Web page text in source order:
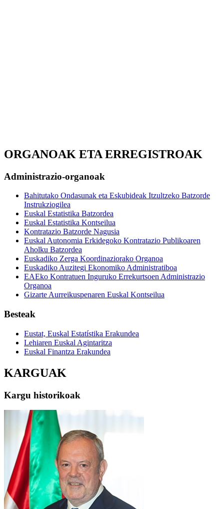
ORGANOAK ETA ERREGISTROAK
Administrazio-organoak
Bahitutako Ondasunak eta Eskubideak Itzultzeko Batzorde
Instrukziogilea
Euskal Estatistika Batzordea
Euskal Estatistika Kontseilua
Kontratazio Batzorde Nagusia
Euskal Autonomia Erkidegoko Kontratazio Publikoaren
Aholku Batzordea
Euskadiko Zerga Koordinaziorako Organoa
Euskadiko Auzitegi Ekonomiko Administratiboa
EAEko Kontratuen Inguruko Errekurtsoen Administrazio
Organoa
Gizarte Aurreikuspenaren Euskal Kontseilua
Besteak
Eustat, Euskal Estatístika Erakundea
Lehiaren Euskal Agintaritza
Euskal Finantza Erakundea
KARGUAK
Kargu historikoak